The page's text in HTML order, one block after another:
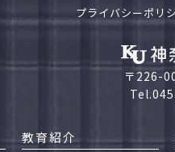
プライバシーポリ
〒226-
教育紹介